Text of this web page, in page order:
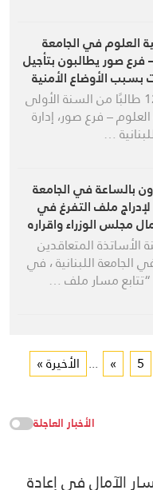
العلوم في الجامعة
– فرع صور يطالبون بتأجيل
بسبب الأوضاع الأمنية
طالب 124 طالبًا من السنة الأولى
– فرع صور، إدارة
…
بالساعة في الجامعة
لإدراج ملف التفرغ في
مجلس الوزراء واقراره
الأساتذة المتعاقدين
الجامعة اللبنانية ، في
“تتابع مسار ملف …
5
»
... الأخيرة »
الأخبار العاجلة
الآمال في إعادة